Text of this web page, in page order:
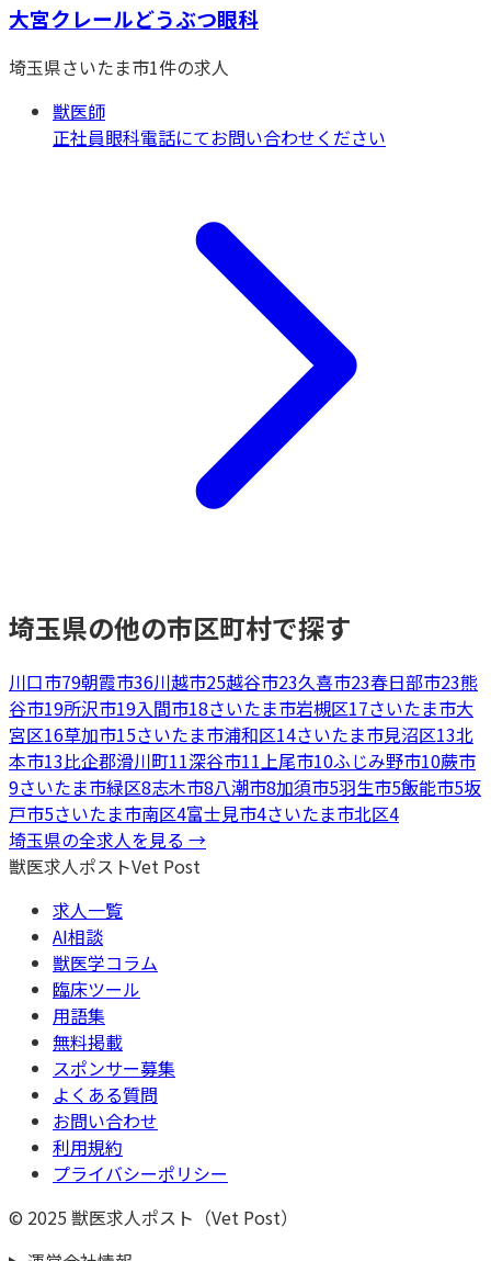
大宮クレールどうぶつ眼科
埼玉県さいたま市1件の求人
獣医師
正社員眼科電話にてお問い合わせください
埼玉県の他の市区町村で探す
川口市79朝霞市36川越市25越谷市23久喜市23春日部市23熊
谷市19所沢市19入間市18さいたま市岩槻区17さいたま市大
宮区16草加市15さいたま市浦和区14さいたま市見沼区13北
本市13比企郡滑川町11深谷市11 上尾市10ふじみ野市10蕨市
9さいたま市緑区8志木市8八潮市8加須市5羽生市5飯能市5坂
戸市5さいたま市南区4富士見市4さいたま市北区4
埼玉県の全求人を見る →
獣医求人ポストVet Post
求人一覧
AI相談
獣医学コラム
臨床ツール
用語集
無料掲載
スポンサー募集
よくある質問
お問い合わせ
利用規約
プライバシーポリシー
© 2025 獣医求人ポスト（Vet Post）